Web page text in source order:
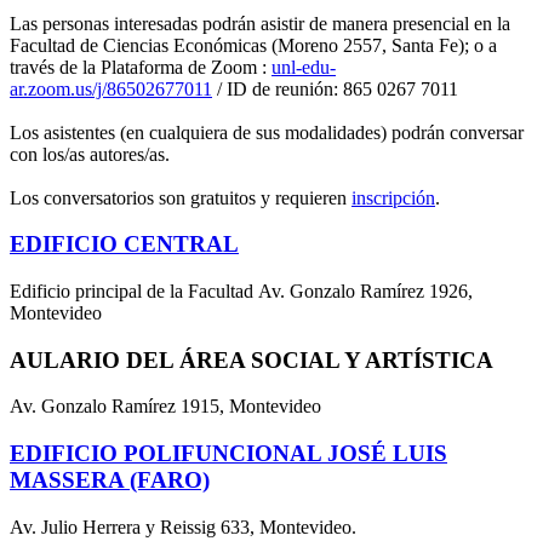
Las personas interesadas podrán asistir de manera presencial en la
Facultad de Ciencias Económicas (Moreno 2557, Santa Fe); o a
través de la Plataforma de Zoom : unl-edu-
ar.zoom.us/j/86502677011 / ID de reunión: 865 0267 7011
Los asistentes (en cualquiera de sus modalidades) podrán conversar
con los/as autores/as.
Los conversatorios son gratuitos y requieren inscripción.
EDIFICIO CENTRAL
Edificio principal de la Facultad Av. Gonzalo Ramírez 1926,
Montevideo
AULARIO DEL ÁREA SOCIAL Y ARTÍSTICA
Av. Gonzalo Ramírez 1915, Montevideo
EDIFICIO POLIFUNCIONAL JOSÉ LUIS
MASSERA (FARO)
Av. Julio Herrera y Reissig 633, Montevideo.